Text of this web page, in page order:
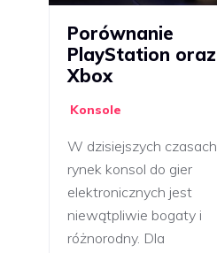
Porównanie
PlayStation oraz
Xbox
Konsole
W dzisiejszych czasach
rynek konsol do gier
elektronicznych jest
niewątpliwie bogaty i
różnorodny. Dla